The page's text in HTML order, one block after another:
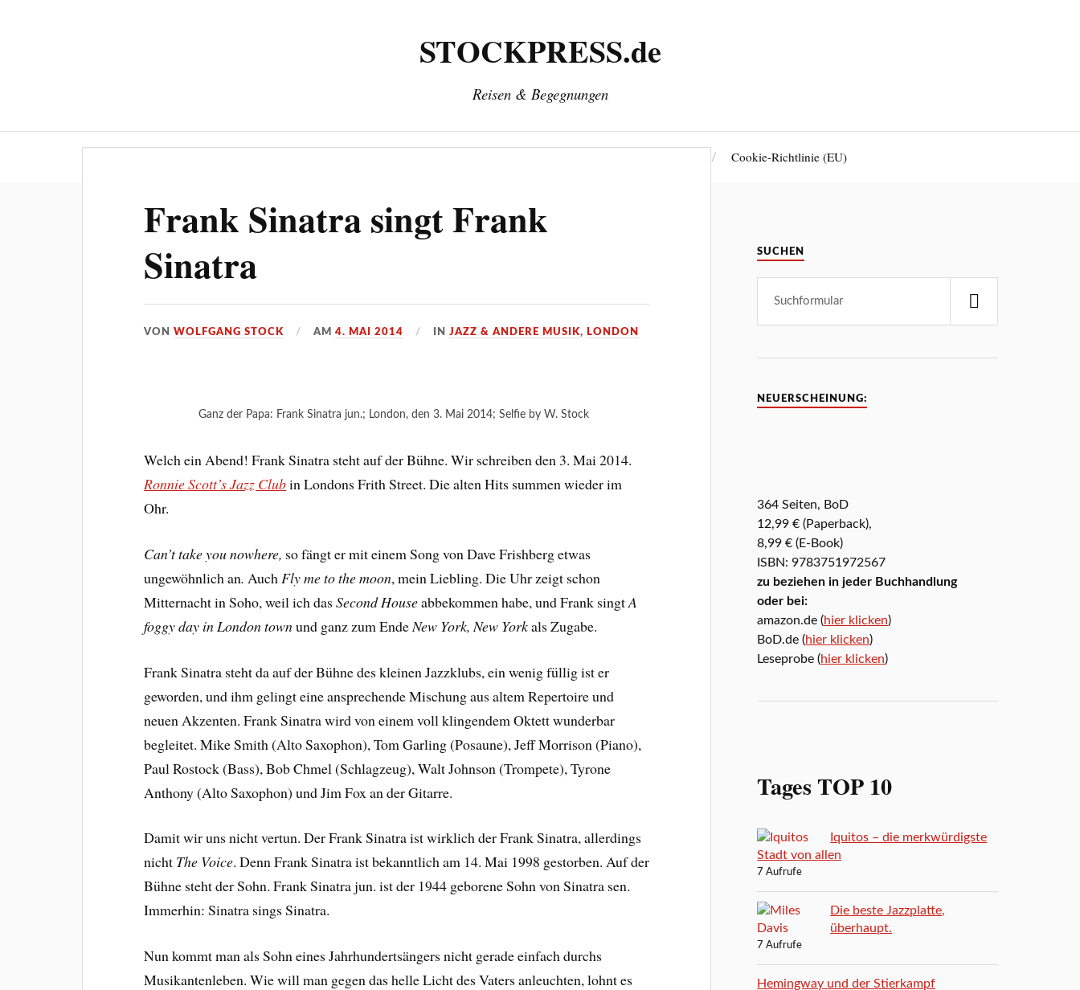
STOCKPRESS.de
Reisen & Begegnungen
Cookie-Richtlinie (EU)
Frank Sinatra singt Frank
Sinatra
VONWOLFGANG STOCK AM4. MAI 2014 INJAZZ & ANDERE MUSIK, LONDON
Ganz der Papa: Frank Sinatra jun.; London, den 3. Mai 2014; Selfie by W. Stock
Welch ein Abend! Frank Sinatra steht auf der Bühne. Wir schreiben den 3. Mai 2014.
Ronnie Scott’s Jazz Clubin Londons Frith Street. Die alten Hits summen wieder im
Ohr.
Can’t take you nowhere, so fängt er mit einem Song von Dave Frishberg etwas
ungewöhnlich an. Auch Fly me to the moon, mein Liebling. Die Uhr zeigt schon
Mitternacht in Soho, weil ich dasSecond Houseabbekommen habe, und Frank singtA
foggy day in London townund ganz zum Ende New York, New Yorkals Zugabe.
Frank Sinatra steht da auf der Bühne des kleinen Jazzklubs, ein wenig füllig ist er
geworden, und ihm gelingt eine ansprechende Mischung aus altem Repertoire und
neuen Akzenten. Frank Sinatra wird von einem voll klingendem Oktett wunderbar
begleitet. Mike Smith (Alto Saxophon), Tom Garling (Posaune), Jeff Morrison (Piano),
Paul Rostock (Bass), Bob Chmel (Schlagzeug), Walt Johnson (Trompete), Tyrone
Anthony (Alto Saxophon) und Jim Fox an der Gitarre.
Damit wir uns nicht vertun. Der Frank Sinatra ist wirklich der Frank Sinatra, allerdings
nicht The Voice. Denn Frank Sinatra ist bekanntlich am 14. Mai 1998 gestorben. Auf der
Bühne steht der Sohn. Frank Sinatra jun. ist der 1944 geborene Sohn von Sinatra sen.
Immerhin: Sinatra sings Sinatra.
Nun kommt man als Sohn eines Jahrhundertsängers nicht gerade einfach durchs
Musikantenleben. Wie will man gegen das helle Licht des Vaters anleuchten, lohnt es
SUCHEN
NEUERSCHEINUNG:
364 Seiten, BoD
12,99 € (Paperback),
8,99 € (E-Book)
ISBN: 9783751972567
zu beziehen in jeder Buchhandlung
oder bei:
amazon.de (hier klicken)
BoD.de (hier klicken)
Leseprobe (hier klicken)
Tages TOP 10
Iquitos – die merkwürdigste
Stadt von allen
7 Aufrufe
Die beste Jazzplatte,
überhaupt.
7 Aufrufe
Hemingway und der Stierkampf